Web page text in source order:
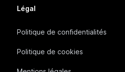
Légal
Politique de confidentialités
Politique de cookies